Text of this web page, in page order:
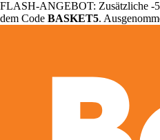
FLASH-ANGEBOT: Zusätzliche -
dem Code BASKET5.